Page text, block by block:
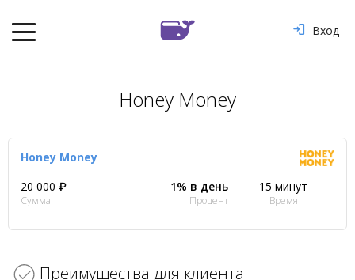
Вход
Honey Money
Honey Money
20 000 ₽
Сумма
1% в день
Процент
15 минут
Время
Преимущества для клиента